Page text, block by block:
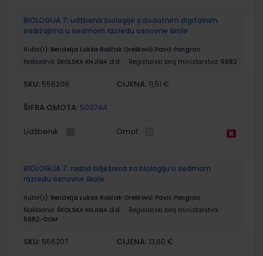
BIOLOGIJA 7; udžbenik biologije s dodatnim digitalnim
sadržajima u sedmom razredu osnovne škole
Autor(i): Bendelja Lukša Roščak Orešković Pavić Pongrac
Nakladnik: ŠKOLSKA KNJIGA d.d. Registarski broj ministarstva: 5982
SKU: 556206 CIJENA: 11,51 €
ŠIFRA OMOTA: 500744
Udžbenik Omot
BIOLOGIJA 7; radna bilježnica za biologiju u sedmom
razredu osnovne škole
Autor(i): Bendelja Lukša Roščak Orešković Pavić Pongrac
Nakladnik: ŠKOLSKA KNJIGA d.d.
Registarski broj ministarstva:
5982-DOM
SKU: 556207 CIJENA: 13,60 €